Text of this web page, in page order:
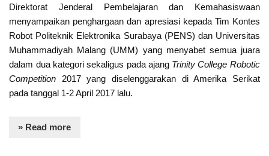
Direktorat Jenderal Pembelajaran dan Kemahasiswaan
menyampaikan penghargaan dan apresiasi kepada Tim Kontes
Robot Politeknik Elektronika Surabaya (PENS) dan Universitas
Muhammadiyah Malang (UMM) yang menyabet semua juara
dalam dua kategori sekaligus pada ajang Trinity College Robotic
Competition 2017 yang diselenggarakan di Amerika Serikat
pada tanggal 1-2 April 2017 lalu.
» Read more